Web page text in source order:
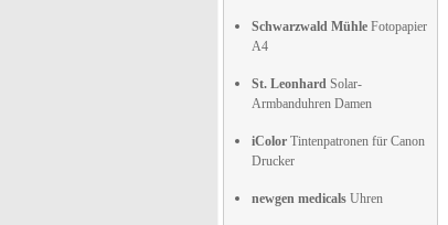
Schwarzwald Mühle Fotopapier
A4
St. Leonhard Solar-
Armbanduhren Damen
iColor Tintenpatronen für Canon
Drucker
newgen medicals Uhren